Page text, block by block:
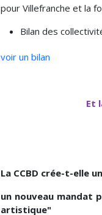
pour Villefranche et la
Bilan des
voir un bilan
Et
La CCBD crée-t-elle
un nouveau mandat
artistique"